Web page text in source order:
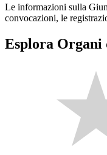
Le informazioni sulla
convocazioni, le
Esplora Organi